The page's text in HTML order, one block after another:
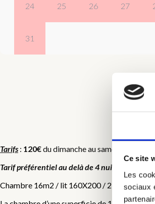
Ce site
Les
sociaux
24 25 26 27
31
Tarifs : 120€du dimanche au samedi et
Tarif préférentiel au delà de 4 nuits
Chambre 16m2 / lit 160X200 / 2 personnes /